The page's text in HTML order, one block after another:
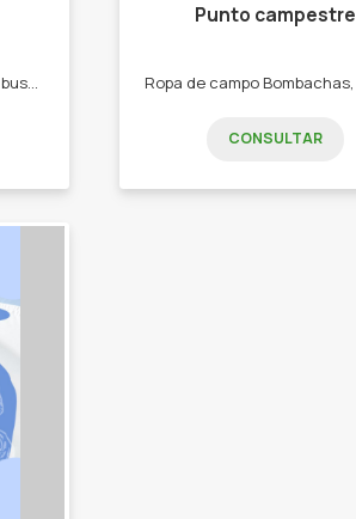
Apunta al hombre actual que busca mejorar sus looks con un accesorio. - remeras y chombas de hombre -gorras y gorros - marroquineria de hombre, billeteras, morrales, riñoneras. - articulos de cuero llaveros, cintos, billeteras
Punto campestre
CONSULTAR